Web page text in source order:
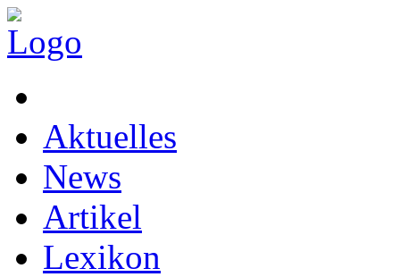
Aktuelles
News
Artikel
Lexikon